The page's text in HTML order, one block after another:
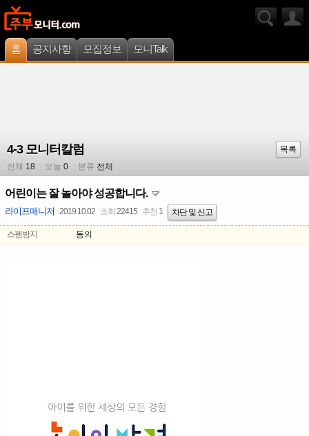
홈 공지사항 모집정보 모니Talk
4-3 모니터칼럼
목록
전체 18 오늘 0 분류 전체
어린이는 잘 놀아야 성공합니다.
라이프매니저 2019.10.02 조회 22415 추천 1 차단 및 신고
스팸방지 동의